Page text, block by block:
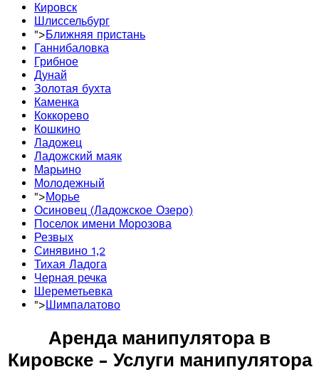
Кировск
Шлиссельбург
">Ближняя пристань
Ганнибаловка
Грибное
Дунай
Золотая бухта
Каменка
Коккорево
Кошкино
Ладожец
Ладожский маяк
Марьино
Молодежный
">Морье
Осиновец (Ладожское Озеро)
Поселок имени Морозова
Резвых
Синявино 1,2
Тихая Ладога
Черная речка
Шереметьевка
">Шимпалатово
Аренда манипулятора в
Кировске - Услуги манипулятора